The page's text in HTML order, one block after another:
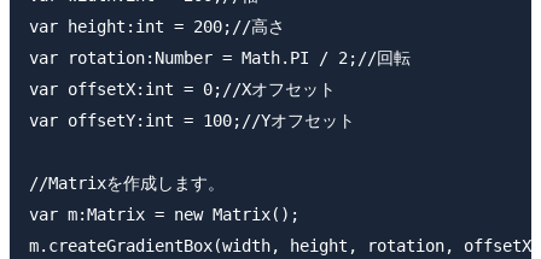
var height:int = 200;//高さ
var rotation:Number = Math.PI / 2;//回転
var offsetX:int = 0;//Xオフセット
var offsetY:int = 100;//Yオフセット
//Matrixを作成します。
var m:Matrix = new Matrix();
m.createGradientBox(width, height, rotation,